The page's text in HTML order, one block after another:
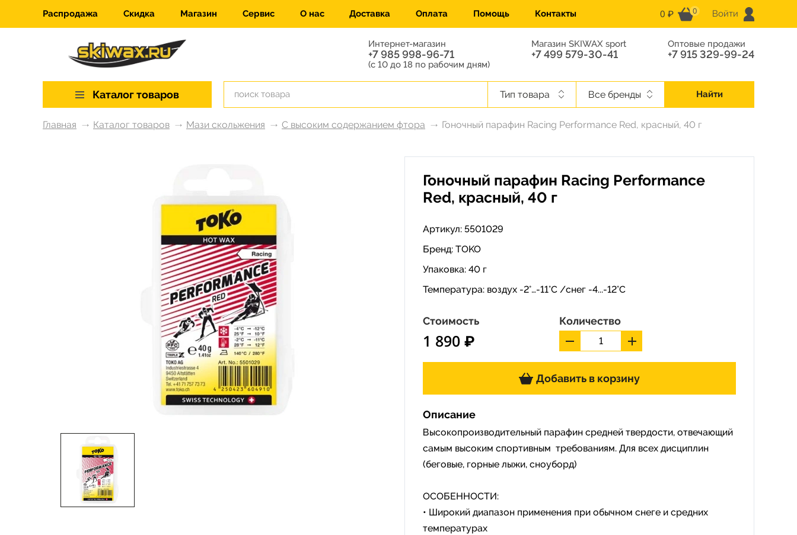
Распродажа Скидка Магазин Сервис О нас Доставка Оплата Помощь Контакты 0 ₽ 0 Войти
Интернет-магазин
+7 985 998-96-71
(с 10 до 18 по рабочим дням)
Магазин SKIWAX sport
+7 499 579-30-41
Оптовые продажи
+7 915 329-99-24
Каталог товаров Тип товара Все бренды Найти
Главная Каталог товаров Мази скольжения С высоким содержанием фтора Гоночный парафин Racing Performance Red, красный, 40 г
Гоночный парафин Racing Performance
Red, красный, 40 г
Артикул: 5501029
Бренд: TOKO
Упаковка: 40 г
Температура: воздух -2°…-11°C /снег -4...-12°C
Стоимость
1 890 ₽
Количество
Добавить в корзину
Описание
Высокопроизводительный парафин средней твердости, отвечающий
самым высоким спортивным требованиям. Для всех дисциплин
(беговые, горные лыжи, сноуборд)
ОСОБЕННОСТИ:
• Широкий диапазон применения при обычном снеге и средних
температурах